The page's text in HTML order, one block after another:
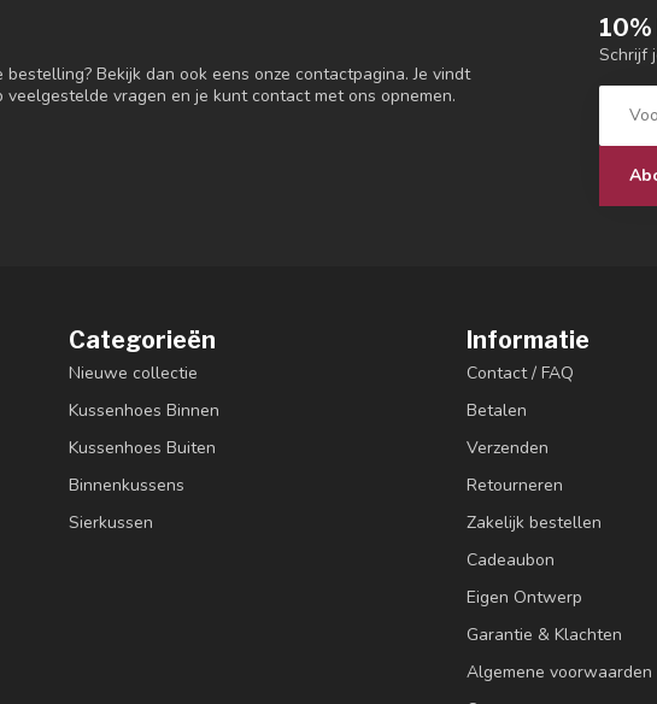
Bekijk dan ook eens onze contactpagina. Je vindt
vragen en je kunt contact met ons opnemen.
Schrijf
Categorieën
Nieuwe collectie
Kussenhoes Binnen
Kussenhoes Buiten
Binnenkussens
Sierkussen
Informatie
Contact / FAQ
Betalen
Verzenden
Retourneren
Zakelijk bestellen
Cadeaubon
Eigen Ontwerp
Garantie & Klachten
Algemene voorwaarden